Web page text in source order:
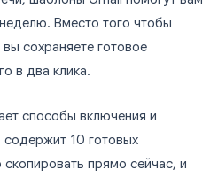
Вместо того чтобы
сохраняете готовое
в два клика.
способы включения и
10 готовых
прямо сейчас, и